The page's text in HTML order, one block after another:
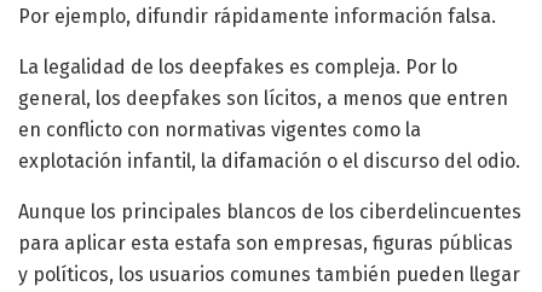
Por ejemplo, difundir rápidamente información falsa.
La legalidad de los deepfakes es compleja. Por lo
general, los deepfakes son lícitos, a menos que entren
en conflicto con normativas vigentes como la
explotación infantil, la difamación o el discurso del odio.
Aunque los principales blancos de los ciberdelincuentes
para aplicar esta estafa son empresas, figuras públicas
y políticos, los usuarios comunes también pueden llegar